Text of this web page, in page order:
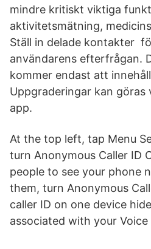
mindre kritiskt viktiga
aktivitetsmätning,
Ställ in delade kontakter
användarens efterfrågan.
kommer endast att
Uppgraderingar kan göras
app.
At the top left, tap Menu
turn Anonymous Caller ID
people to see your phone
them, turn Anonymous
caller ID on one device
associated with your